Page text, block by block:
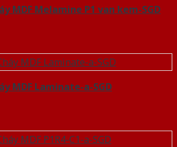
MDF Melamine P1 van kem-SGD
MDF Laminate-a-SGD